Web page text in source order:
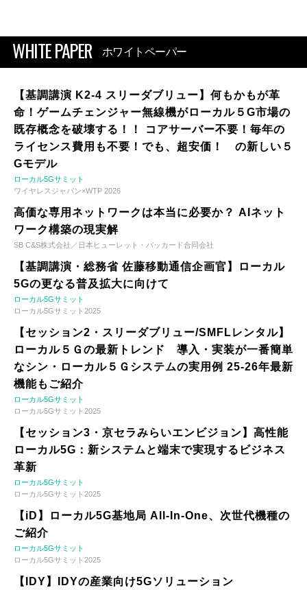
WHITE PAPER ホワイトペーパー
【基調講演 K2-4 スリーダブリュー】何もかもが革
命！ゲームチェンジャー無線機がローカル５G市場の
既存概念を破壊する！！ コアサーバー不要！毎年の
ライセンス費用も不要！でも、超安価！ の新しい５
Gモデル
ローカル5Gサミット
ワイヤレスジャパン×WTP 2026
高価な専用ネットワークは本当に必要か？ AIネット
ワーク構築の現実解
SB C&S株式会社／日本ヒューレット・パッカード合同会社
【基調講演・総務省 佐藤移動通信企画官】ローカル
5Gの更なる普及拡大に向けて
ローカル5Gサミット
ローカル5Gサミット2025
【セッション2・スリーダブリュー/SMFLレンタル】
ローカル５Ｇの最新トレンド 導入・実装が一番簡単
なシン・ローカル５Ｇシステムの実用例 25-26年最新
機能もご紹介
ローカル5Gサミット
ローカル5Gサミット2025
【セッション3・京セラみらいエンビジョン】高性能
ローカル5G：新システムと端末で実現するビジネス
革新
ローカル5Gサミット
ローカル5Gサミット2025
【iD】ローカル5G基地局 All-In-One、次世代機種の
ご紹介
ローカル5Gサミット
ローカル5Gサミット2025
【IDY】IDYの産業向け5Gソリューション